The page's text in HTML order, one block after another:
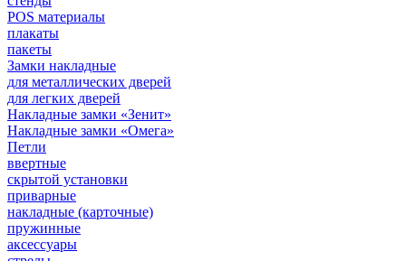
POS материалы
плакаты
пакеты
Замки накладные
для металлических дверей
для легких дверей
Накладные замки «Зенит»
Накладные замки «Омега»
Петли
ввертные
скрытой установки
приварные
накладные (карточные)
пружинные
аксессуары